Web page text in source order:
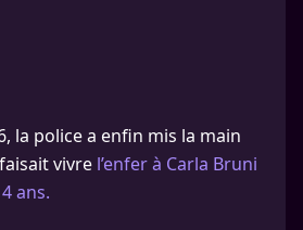
la police a enfin mis la main
vivre l’enfer à Carla Bruni
ans.